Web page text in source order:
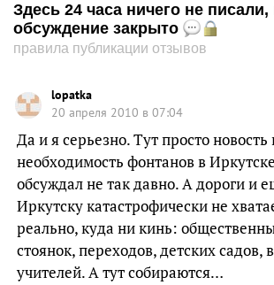
Здесь 24 часа ничего не
обсуждение закрыто
правила публикации отзывов
lopatka
20 апреля 2010 в 07:04
Да и я серьезно. Тут просто новость
необходимость фонтанов в
обсуждал не так давно. А дороги и
Иркутску катастрофически не
реально, куда ни кинь:
стоянок, переходов, детских садов,
учителей. А тут собираются…